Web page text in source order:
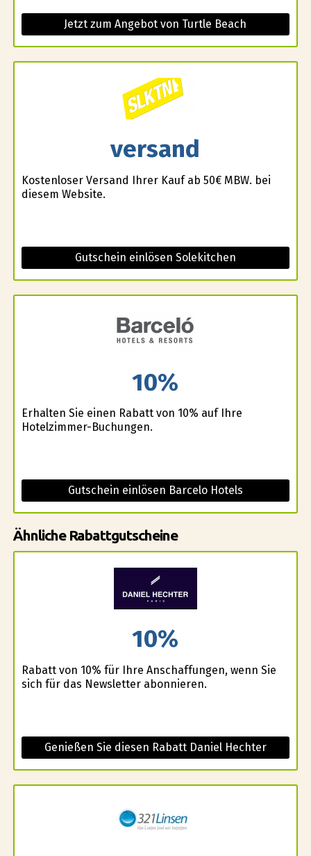
Jetzt zum Angebot von Turtle Beach
versand
Kostenloser Versand Ihrer Kauf ab 50€ MBW. bei
diesem Website.
Gutschein einlösen Solekitchen
10%
Erhalten Sie einen Rabatt von 10% auf Ihre
Hotelzimmer-Buchungen.
Gutschein einlösen Barcelo Hotels
Ähnliche Rabattgutscheine
10%
Rabatt von 10% für Ihre Anschaffungen, wenn Sie
sich für das Newsletter abonnieren.
Genießen Sie diesen Rabatt Daniel Hechter